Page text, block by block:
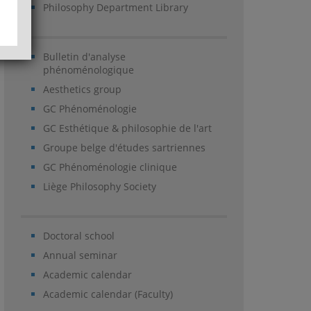
Philosophy Department Library
Bulletin d'analyse
phénoménologique
Aesthetics group
GC Phénoménologie
GC Esthétique & philosophie de l'art
Groupe belge d'études sartriennes
GC Phénoménologie clinique
Liège Philosophy Society
Doctoral school
Annual seminar
Academic calendar
Academic calendar (Faculty)